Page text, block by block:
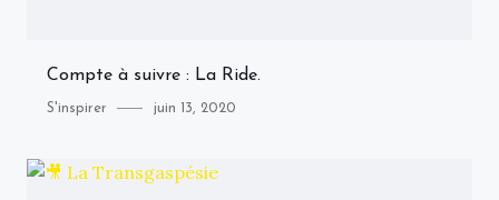
Compte à suivre : La Ride.
Category
S'inspirer
Posted
juin 13, 2020